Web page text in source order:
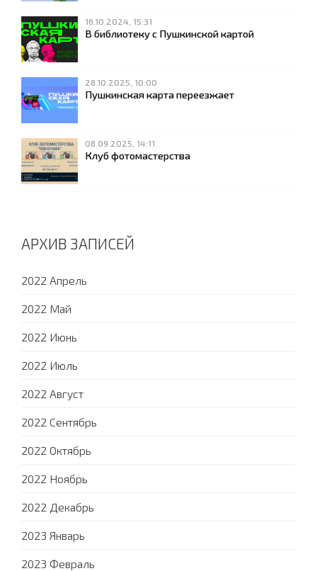
16.10.2024, 15:31
В библиотеку с Пушкинской картой
28.10.2025, 10:00
Пушкинская карта переезжает
08.09.2025, 14:11
Клуб фотомастерства
АРХИВ ЗАПИСЕЙ
2022 Апрель
2022 Май
2022 Июнь
2022 Июль
2022 Август
2022 Сентябрь
2022 Октябрь
2022 Ноябрь
2022 Декабрь
2023 Январь
2023 Февраль